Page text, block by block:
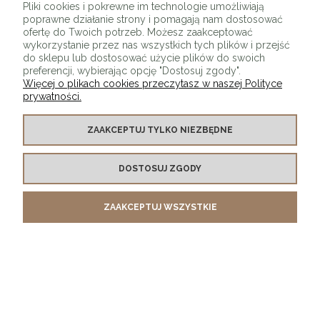
KONTAKT Z NAMI
MOJE KONTO
Pliki cookies i pokrewne im technologie umożliwiają
poprawne działanie strony i pomagają nam dostosować
ofertę do Twoich potrzeb. Możesz zaakceptować
wykorzystanie przez nas wszystkich tych plików i przejść
do sklepu lub dostosować użycie plików do swoich
preferencji, wybierając opcję "Dostosuj zgody".
Więcej o plikach cookies przeczytasz w naszej Polityce
prywatności.
ZAAKCEPTUJ TYLKO NIEZBĘDNE
DOSTOSUJ ZGODY
ZAAKCEPTUJ WSZYSTKIE